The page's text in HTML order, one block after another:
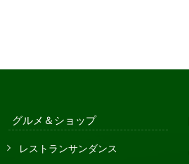
グルメ＆ショップ
レストランサンダンス